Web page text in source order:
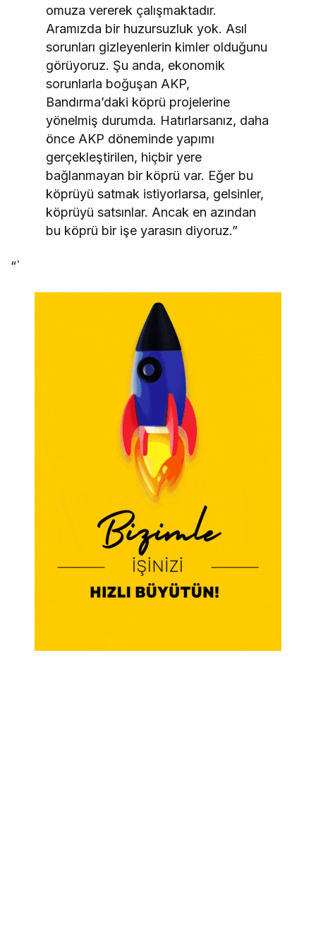
omuza vererek çalışmaktadır.
Aramızda bir huzursuzluk yok. Asıl
sorunları gizleyenlerin kimler olduğunu
görüyoruz. Şu anda, ekonomik
sorunlarla boğuşan AKP,
Bandırma’daki köprü projelerine
yönelmiş durumda. Hatırlarsanız, daha
önce AKP döneminde yapımı
gerçekleştirilen, hiçbir yere
bağlanmayan bir köprü var. Eğer bu
köprüyü satmak istiyorlarsa, gelsinler,
köprüyü satsınlar. Ancak en azından
bu köprü bir işe yarasın diyoruz.”
“`